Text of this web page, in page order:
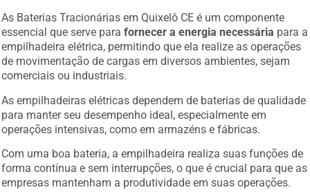
As Baterias Tracionárias em Quixelô CE é um componente
essencial que serve parafornecer a energia necessária para a
empilhadeira elétrica, permitindo que ela realize as operações
de movimentação de cargas em diversos ambientes, sejam
comerciais ou industriais.
As empilhadeiras elétricas dependem de baterias de qualidade
para manter seu desempenho ideal, especialmente em
operações intensivas, como em armazéns e fábricas.
Com uma boa bateria, a empilhadeira realiza suas funções de
forma contínua e sem interrupções, o que é crucial para que as
empresas mantenham a produtividade em suas operações.